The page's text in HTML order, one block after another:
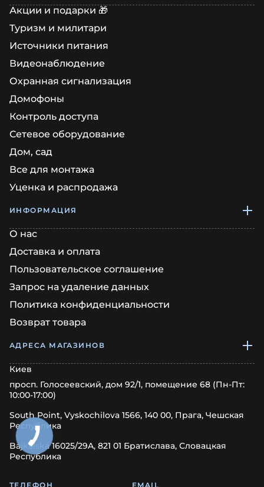
Акции и подарки 🎁
Туризм и милитари
Источники питания
Видеонаблюдение
Охранная сигнализация
Домофоны
Контроль доступа
Сетевое оборудование
Дом, сад
Все для монтажа
Уценка и распродажа
ИНФОРМАЦИЯ
О нас
Доставка и оплата
Пользовательское соглашение
Запрос на удаление данных
Политика конфиденциальности
Возврат товара
АДРЕСА МАГАЗИНОВ
Киев
просп. Голосеевский, дом 92/1, помещение 68 (Пн-Пт:
10:00-17:00)
South Point, Vyskochilova 1566, 140 00, Прага, Чешская
Республика
Bajkalská 16025/29A, 821 01 Братислава, Словацкая
Республика
ТЕЛЕФОН EMAIL